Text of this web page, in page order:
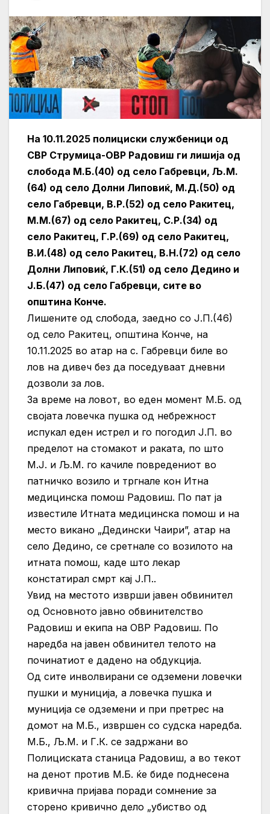
На 10.11.2025 полициски службеници од
СВР Струмица-ОВР Радовиш ги лишија од
слобода М.Б.(40) од село Габревци, Љ.М.
(64) од село Долни Липовиќ, М.Д.(50) од
село Габревци, В.Р.(52) од село Ракитец,
М.М.(67) од село Ракитец, С.Р.(34) од
село Ракитец, Г.Р.(69) од село Ракитец,
В.И.(48) од село Ракитец, В.Н.(72) од село
Долни Липовиќ, Г.К.(51) од село Дедино и
Ј.Б.(47) од село Габревци, сите во
општина Конче.
Лишените од слобода, заедно со Ј.П.(46)
од село Ракитец, општина Конче, на
10.11.2025 во атар на с. Габревци биле во
лов на дивеч без да поседуваат дневни
дозволи за лов.
За време на ловот, во еден момент М.Б. од
својата ловечка пушка од небрежност
испукал еден истрел и го погодил Ј.П. во
пределот на стомакот и раката, по што
М.Ј. и Љ.М. го качиле повредениот во
патничко возило и тргнале кон Итна
медицинска помош Радовиш. По пат ја
известиле Итната медицинска помош и на
место викано „Дедински Чаири”, атар на
село Дедино, се сретнале со возилото на
итната помош, каде што лекар
констатирал смрт кај Ј.П..
Увид на местото изврши јавен обвинител
од Основното јавно обвинителство
Радовиш и екипа на ОВР Радовиш. По
наредба на јавен обвинител телото на
починатиот е дадено на обдукција.
Од сите инволвирани се одземени ловечки
пушки и муниција, а ловечка пушка и
муниција се одземени и при претрес на
домот на М.Б., извршен со судска наредба.
М.Б., Љ.М. и Г.К. се задржани во
Полициската станица Радовиш, а во текот
на денот против М.Б. ќе биде поднесена
кривична пријава поради сомнение за
сторено кривично дело „убиство од